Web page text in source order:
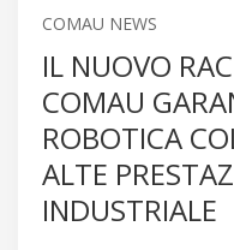
COMAU NEWS
IL NUOVO
COMAU
ROBOTICA
ALTE
INDUSTRIALE